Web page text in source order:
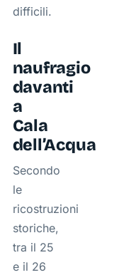
difficili.
Il
naufragio
davanti
a
Cala
dell’Acqua
Secondo
le
ricostruzioni
storiche,
tra il 25
e il 26